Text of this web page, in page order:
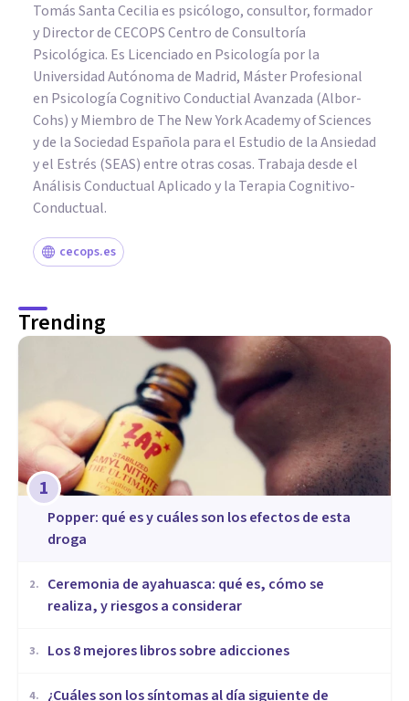
Tomás Santa Cecilia es psicólogo, consultor, formador
y Director de CECOPS Centro de Consultoría
Psicológica. Es Licenciado en Psicología por la
Universidad Autónoma de Madrid, Máster Profesional
en Psicología Cognitivo Conductial Avanzada (Albor-
Cohs) y Miembro de The New York Academy of Sciences
y de la Sociedad Española para el Estudio de la Ansiedad
y el Estrés (SEAS) entre otras cosas. Trabaja desde el
Análisis Conductual Aplicado y la Terapia Cognitivo-
Conductual.
cecops.es
Trending
1
Popper: qué es y cuáles son los efectos de esta
droga
2.
Ceremonia de ayahuasca: qué es, cómo se
realiza, y riesgos a considerar
3. Los 8 mejores libros sobre adicciones
4. ¿Cuáles son los síntomas al día siguiente de